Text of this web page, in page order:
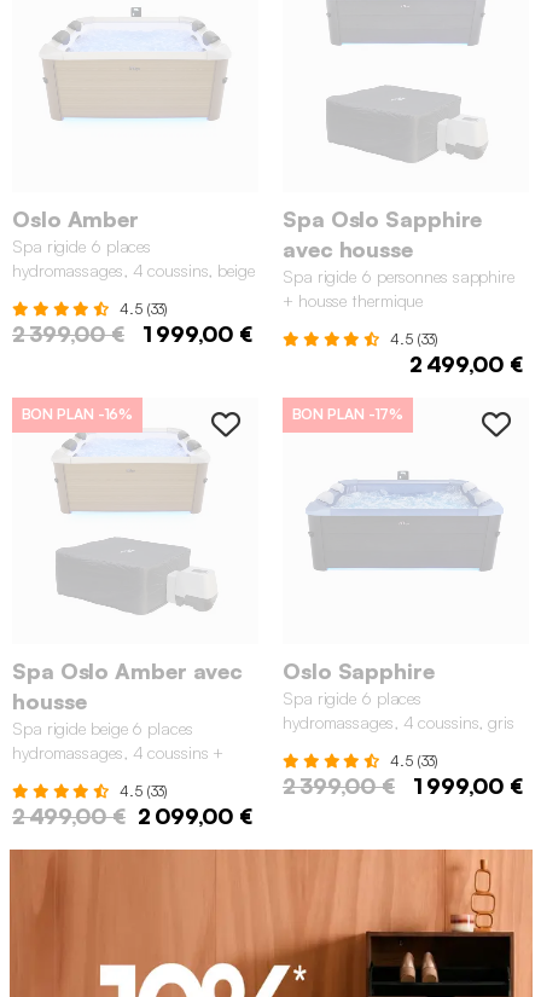
Oslo Amber
Spa rigide 6 places
hydromassages, 4 coussins, beige
4.5 (33)
2 399,00 € 1 999,00 €
Spa Oslo Sapphire
avec housse
Spa rigide 6 personnes sapphire
+ housse thermique
4.5 (33)
2 499,00 €
BON PLAN -16%
Spa Oslo Amber avec
housse
Spa rigide beige 6 places
hydromassages, 4 coussins +
4.5 (33)
2 499,00 € 2 099,00 €
BON PLAN -17%
Oslo Sapphire
Spa rigide 6 places
hydromassages, 4 coussins, gris
4.5 (33)
2 399,00 € 1 999,00 €